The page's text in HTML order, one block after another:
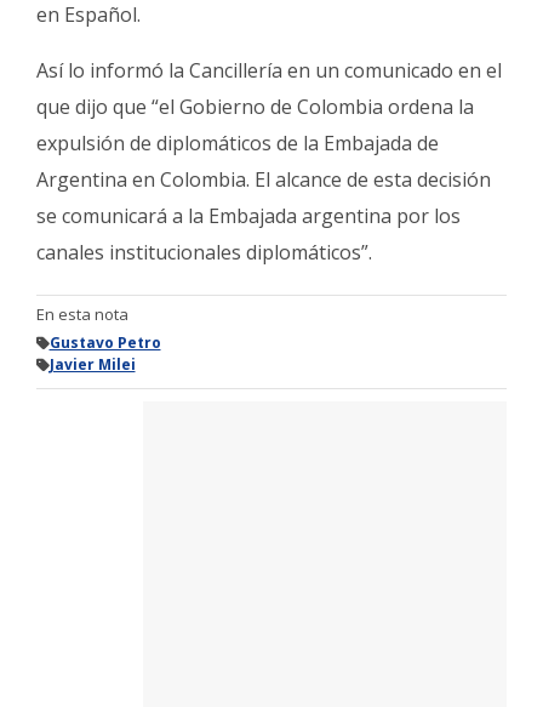
en Español.
Así lo informó la Cancillería en un comunicado en el
que dijo que “el Gobierno de Colombia ordena la
expulsión de diplomáticos de la Embajada de
Argentina en Colombia. El alcance de esta decisión
se comunicará a la Embajada argentina por los
canales institucionales diplomáticos”.
En esta nota
Gustavo Petro
Javier Milei